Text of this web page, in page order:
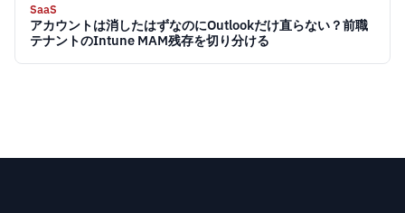
SaaS
アカウントは消したはずなのにOutlookだけ直らない？前職
テナントのIntune MAM残存を切り分ける